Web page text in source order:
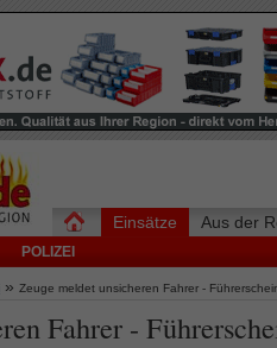
Einsätze
POLIZEI
Aus der
» Zeuge meldet unsicheren Fahrer -
Fahrer -